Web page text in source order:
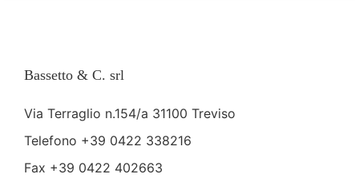
Bassetto & C. srl
Via Terraglio n.154/a 31100 Treviso
Telefono +39 0422 338216
Fax +39 0422 402663